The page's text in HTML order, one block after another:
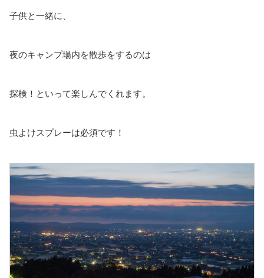
子供と一緒に、
夜のキャンプ場内を散歩をするのは
探検！といって楽しんでくれます。
虫よけスプレーは必須です！